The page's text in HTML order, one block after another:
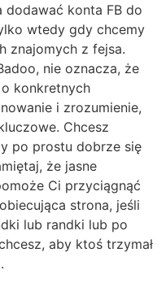
dodawać konta FB do
wtedy gdy chcemy
znajomych z fejsa.
nie oznacza, że
konkretnych
i zrozumienie,
Chcesz
po prostu dobrze się
że jasne
Ci przyciągnąć
strona, jeśli
lub randki lub po
aby ktoś trzymał